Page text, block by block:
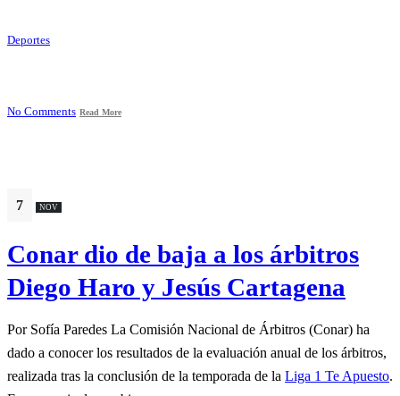
Deportes
No Comments Read More
7 NOV
Conar dio de baja a los árbitros
Diego Haro y Jesús Cartagena
Por Sofía Paredes La Comisión Nacional de Árbitros (Conar) ha
dado a conocer los resultados de la evaluación anual de los árbitros,
realizada tras la conclusión de la temporada de la Liga 1 Te Apuesto.